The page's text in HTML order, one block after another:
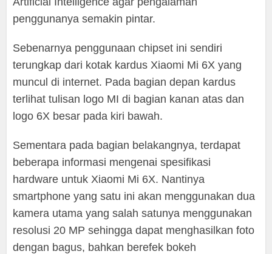
penggunanya semakin pintar.
Sebenarnya penggunaan chipset ini sendiri
terungkap dari kotak kardus Xiaomi Mi 6X yang
muncul di internet. Pada bagian depan kardus
terlihat tulisan logo MI di bagian kanan atas dan
logo 6X besar pada kiri bawah.
Sementara pada bagian belakangnya, terdapat
beberapa informasi mengenai spesifikasi
hardware untuk Xiaomi Mi 6X. Nantinya
smartphone yang satu ini akan menggunakan dua
kamera utama yang salah satunya menggunakan
resolusi 20 MP sehingga dapat menghasilkan foto
dengan bagus, bahkan berefek bokeh